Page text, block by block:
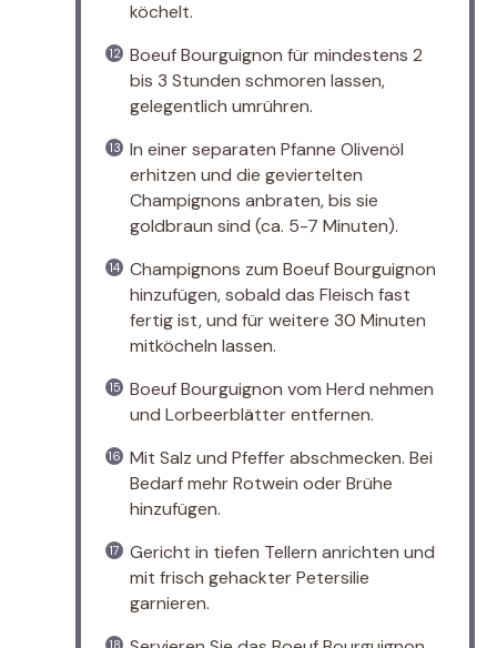
köchelt.
Boeuf Bourguignon für mindestens 2
bis 3 Stunden schmoren lassen,
gelegentlich umrühren.
In einer separaten Pfanne Olivenöl
erhitzen und die geviertelten
Champignons anbraten, bis sie
goldbraun sind (ca. 5-7 Minuten).
Champignons zum Boeuf Bourguignon
hinzufügen, sobald das Fleisch fast
fertig ist, und für weitere 30 Minuten
mitköcheln lassen.
Boeuf Bourguignon vom Herd nehmen
und Lorbeerblätter entfernen.
Mit Salz und Pfeffer abschmecken. Bei
Bedarf mehr Rotwein oder Brühe
hinzufügen.
Gericht in tiefen Tellern anrichten und
mit frisch gehackter Petersilie
garnieren.